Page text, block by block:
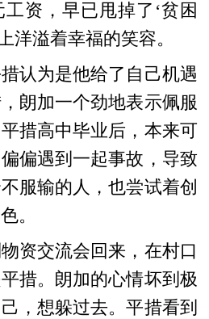
资，早已甩掉了‘贫困
洋溢着幸福的笑容。
为是他给了自己机遇
朗加一个劲地表示佩服
措高中毕业后，本来可
偏遇到一起事故，导致
服输的人，也尝试着创
。
交流会回来，在村口
措。朗加的心情坏到极
，想躲过去。平措看到